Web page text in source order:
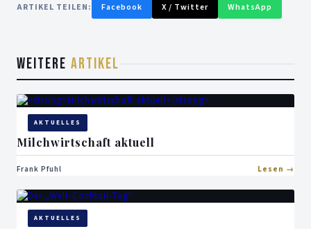
ARTIKEL TEILEN: Facebook X / Twitter WhatsApp
WEITERE ARTIKEL
AKTUELLES
Milchwirtschaft aktuell
Frank Pfuhl Lesen
AKTUELLES